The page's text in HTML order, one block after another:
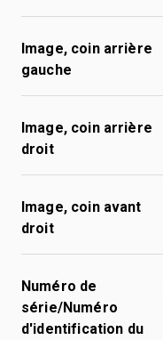
Image, coin arrière
gauche
Image, coin arrière
droit
Image, coin avant
droit
Numéro de
série/Numéro
d'identification du